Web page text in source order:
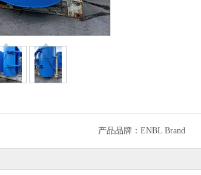
产品品牌：ENBL Brand